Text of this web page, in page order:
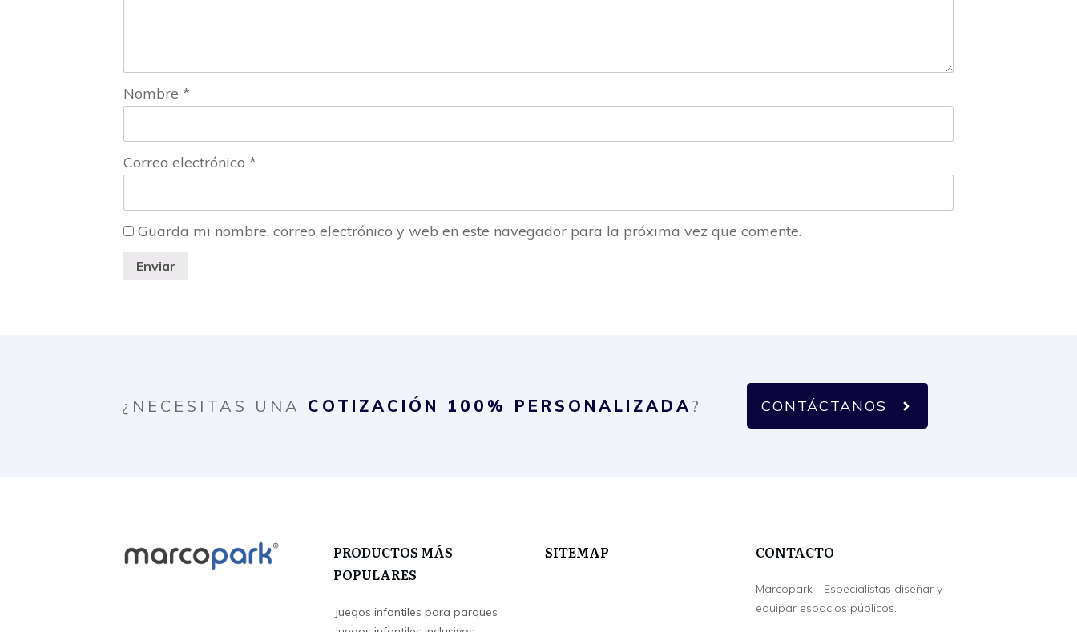
Nombre *
Correo electrónico *
Guarda mi nombre, correo electrónico y web en este navegador para la próxima vez que comente.
Enviar
¿NECESITAS UNA COTIZACIÓN 100% PERSONALIZADA? CONTÁCTANOS
PRODUCTOS MÁS
POPULARES
Juegos infantiles para parques
SITEMAP CONTACTO
Marcopark - Especialistas diseñar y
equipar espacios públicos.